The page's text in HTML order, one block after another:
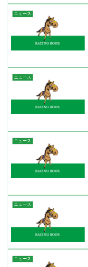
ニュース
ニュース
ニュース
ニュース
ニュース